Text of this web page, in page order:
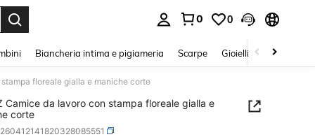
0 0
Biancheria intima e pigiameria Scarpe Gioielli E Accessori
floreale gialla e maniche corte
Camice da lavoro con stampa floreale gialla e
corte